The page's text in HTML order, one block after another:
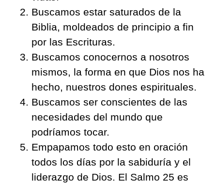
Buscamos estar saturados de la
Biblia, moldeados de principio a fin
por las Escrituras.
Buscamos conocernos a nosotros
mismos, la forma en que Dios nos ha
hecho, nuestros dones espirituales.
Buscamos ser conscientes de las
necesidades del mundo que
podríamos tocar.
Empapamos todo esto en oración
todos los días por la sabiduría y el
liderazgo de Dios. El Salmo 25 es